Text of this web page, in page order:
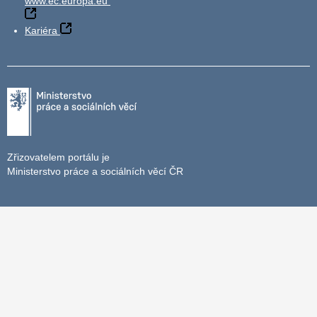
Kariéra
Zřizovatelem portálu je
Ministerstvo práce a sociálních věcí ČR